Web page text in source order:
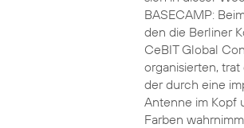
BASECAMP:
den die Berliner
CeBIT Global
organisierten,
der durch eine
Antenne im Kopf
Farben